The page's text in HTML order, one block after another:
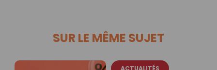
SUR LE MÊME SUJET